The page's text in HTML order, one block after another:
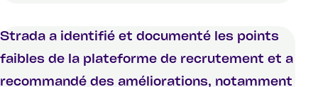
Strada a identifié et documenté les points
faibles de la plateforme de recrutement et a
recommandé des améliorations, notamment